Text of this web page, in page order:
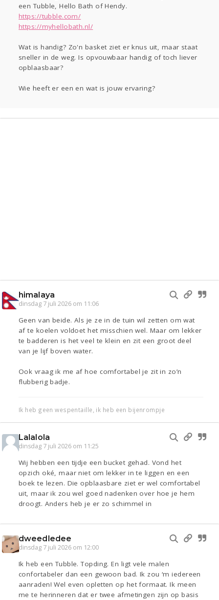
Sport
Contact Viva zoekt
Gevraagd
Horen
Lezen
een Tubble, Hello Bath of Hendy.
https://tubble.com/
https://myhellobath.nl/
Wat is handig? Zo'n basket ziet er knus uit, maar staat
sneller in de weg. Is opvouwbaar handig of toch liever
opblaasbaar?
Wie heeft er een en wat is jouw ervaring?
himalaya
dinsdag 7 juli 2026 om 11:06
Geen van beide. Als je ze in de tuin wil zetten om wat
af te koelen voldoet het misschien wel. Maar om lekker
te badderen is het veel te klein en zit een groot deel
van je lijf boven water.
Ook vraag ik me af hoe comfortabel je zit in zo’n
flubberig badje.
Ik heb geen wespentaille, ik heb een bijenrompje
Lalalola
dinsdag 7 juli 2026 om 11:25
Wij hebben een tijdje een bucket gehad. Vond het
opzich oké, maar niet om lekker in te liggen en een
boek te lezen. Die opblaasbare ziet er wel comfortabel
uit, maar ik zou wel goed nadenken over hoe je hem
droogt. Anders heb je er zo schimmel in
dweedledee
dinsdag 7 juli 2026 om 12:00
Ik heb een Tubble. Topding. En ligt vele malen
confortabeler dan een gewoon bad. Ik zou ‘m iedereen
aanraden! Wel even opletten op het formaat. Ik meen
me te herinneren dat er twee afmetingen zijn op basis